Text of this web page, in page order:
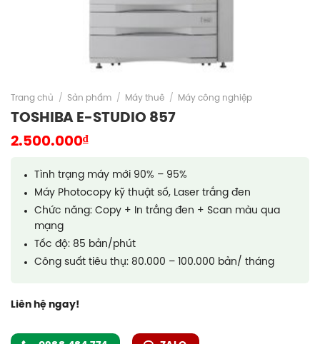
Trang chủ / Sản phẩm / Máy thuê / Máy công nghiệp
TOSHIBA E-STUDIO 857
2.500.000₫
Tình trạng máy mới 90% – 95%
Máy Photocopy kỹ thuật số, Laser trắng đen
Chức năng: Copy + In trắng đen + Scan màu qua
mạng
Tốc độ: 85 bản/phút
Công suất tiêu thụ: 80.000 – 100.000 bản/ tháng
Liên hệ ngay!